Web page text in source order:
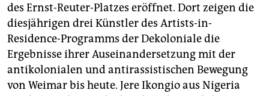
des Ernst-Reuter-Platzes eröffnet. Dort zeigen die
diesjährigen drei Künstler des Artists-in-
Residence-Programms der Dekoloniale die
Ergebnisse ihrer Auseinandersetzung mit der
antikolonialen und antirassistischen Bewegung
von Weimar bis heute. Jere Ikongio aus Nigeria